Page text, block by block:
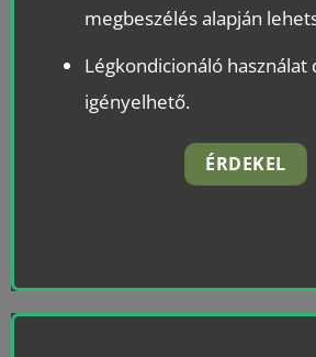
megbeszélés alapján
Légkondicionáló
igényelhető.
ÉRDEKEL